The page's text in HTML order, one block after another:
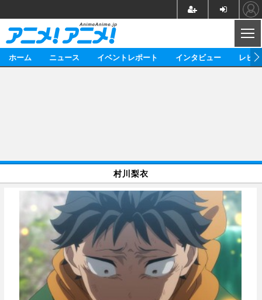
イベント 海外
海外イベント ビジネス
俳優・タレント アーティスト
ビジネス
レビュー
アニメ 実写
書評 イベント
ゲーム 座談会
動画
アニメ 映画/ドラマ
アニメ！アニメ！TV ABEMA Cafe
連載・コラム
ホーム ニュース イベントレポート インタビュー レビ
村川梨衣